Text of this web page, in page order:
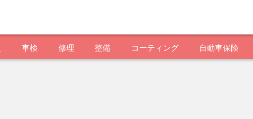
車検 修理 整備 コーティング 自動車保険